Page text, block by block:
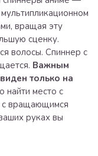
вращая эту
сценку.
волосы. Спиннер с
Важным
только на
найти место с
с вращающимся
руках вы